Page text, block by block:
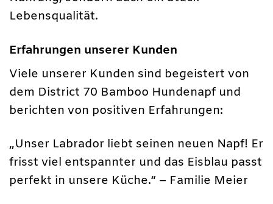
Lebensqualität.
Erfahrungen unserer Kunden
Viele unserer Kunden sind begeistert von
dem District 70 Bamboo Hundenapf und
berichten von positiven Erfahrungen:
„Unser Labrador liebt seinen neuen Napf! Er
frisst viel entspannter und das Eisblau passt
perfekt in unsere Küche.“ – Familie Meier